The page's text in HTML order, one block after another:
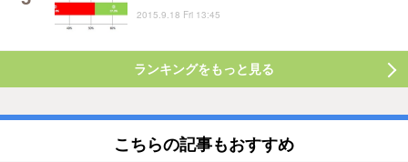
2015.9.18 Fri 13:45
ランキングをもっと見る
こちらの記事もおすすめ